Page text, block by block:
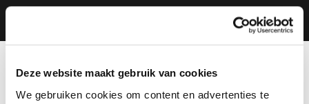
Deze website maakt gebruik van cookies
We gebruiken cookies om content en advertenties te